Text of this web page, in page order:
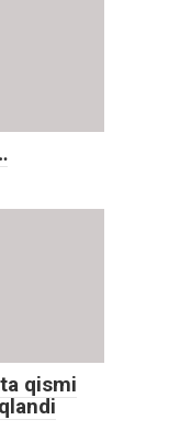
qismi